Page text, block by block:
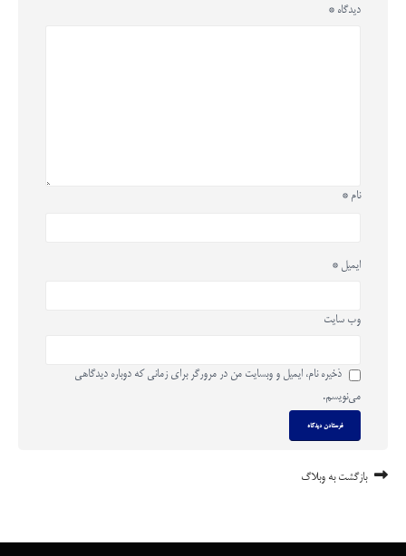
دیدگاه *
نام *
ایمیل *
وب‌ سایت
ذخیره نام، ایمیل و وبسایت من در مرورگر برای زمانی که دوباره دیدگاهی
می‌نویسم.
بازگشت به وبلاگ